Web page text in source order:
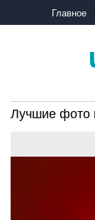
Главное
Лучшие фото